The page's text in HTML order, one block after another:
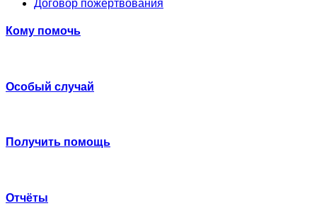
Договор пожертвования
Кому помочь
Особый случай
Получить помощь
Отчёты